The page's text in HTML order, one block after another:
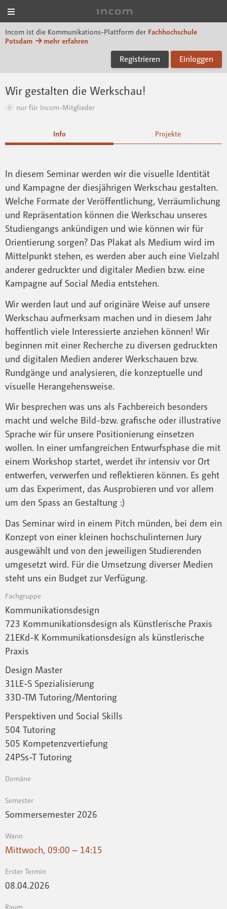
Incom ist die Kommunikations-Plattform der Fachhochschule
Potsdam
mehr erfahren
Registrieren Einloggen
Wir gestalten die Werkschau!
nur für Incom-Mitglieder
Info Projekte
In diesem Seminar werden wir die visuelle Identität
und Kampagne der diesjährigen Werkschau gestalten.
Welche Formate der Veröffentlichung, Verräumlichung
und Repräsentation können die Werkschau unseres
Studiengangs ankündigen und wie können wir für
Orientierung sorgen? Das Plakat als Medium wird im
Mittelpunkt stehen, es werden aber auch eine Vielzahl
anderer gedruckter und digitaler Medien bzw. eine
Kampagne auf Social Media entstehen.
Wir werden laut und auf originäre Weise auf unsere
Werkschau aufmerksam machen und in diesem Jahr
hoffentlich viele Interessierte anziehen können! Wir
beginnen mit einer Recherche zu diversen gedruckten
und digitalen Medien anderer Werkschauen bzw.
Rundgänge und analysieren, die konzeptuelle und
visuelle Herangehensweise.
Wir besprechen was uns als Fachbereich besonders
macht und welche Bild-bzw. grafische oder illustrative
Sprache wir für unsere Positionierung einsetzen
wollen. In einer umfangreichen Entwurfsphase die mit
einem Workshop startet, werdet ihr intensiv vor Ort
entwerfen, verwerfen und reflektieren können. Es geht
um das Experiment, das Ausprobieren und vor allem
um den Spass an Gestaltung :)
Das Seminar wird in einem Pitch münden, bei dem ein
Konzept von einer kleinen hochschulinternen Jury
ausgewählt und von den jeweiligen Studierenden
umgesetzt wird. Für die Umsetzung diverser Medien
steht uns ein Budget zur Verfügung.
Fachgruppe
Kommunikationsdesign
723 Kommunikationsdesign als Künstlerische Praxis
21EKd-K Kommunikationsdesign als künstlerische
Praxis
Design Master
31LE-S Spezialisierung
33D-TM Tutoring/Mentoring
Perspektiven und Social Skills
504 Tutoring
505 Kompetenzvertiefung
24PSs-T Tutoring
Domäne
Semester
Sommersemester 2026
Wann
Mittwoch, 09:00 – 14:15
Erster Termin
08.04.2026
Raum